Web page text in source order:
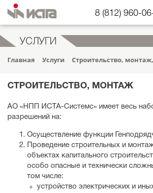
8 (812) 960-
УСЛУГИ
Главная
Услуги Строительство,
СТРОИТЕЛЬСТВО, МОНТАЖ
АО «НПП ИСТА-Системс» имеет весь
разрешений на:
Осуществление функции
Проведение строительных и
объектах капитального
особо опасные и технически
том числе:
устройство электрических и